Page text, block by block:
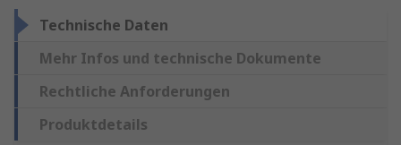
Technische Daten
Mehr Infos und technische Dokumente
Rechtliche Anforderungen
Produktdetails